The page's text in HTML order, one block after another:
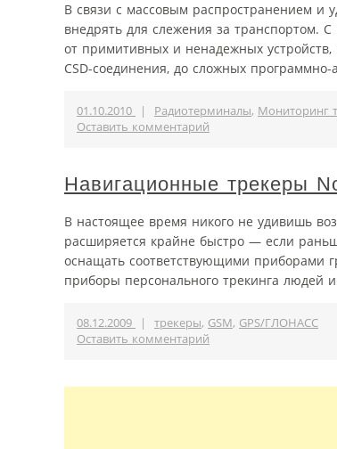
В связи с массовым распространением и
внедрять для слежения за транспортом.
от примитивных и ненадежных
CSD-соединения, до сложных программно-
01.10.2010 | Радиотерминалы, Мониторинг
Оставить комментарий
Навигационные трекеры
В настоящее время никого не удивишь
расширяется крайне быстро — если
оснащать соответствующими приборами
приборы персонального трекинга людей
08.12.2009 | трекеры, GSM, GPS/ГЛОНАСС
Оставить комментарий